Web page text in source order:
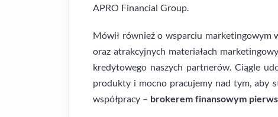
APRO Financial Group.
Mówił również o wsparciu marketingowym
oraz atrakcyjnych materiałach
kredytowego naszych partnerów. Ciągle
produkty i mocno pracujemy nad tym, aby
współpracy – brokerem finansowym